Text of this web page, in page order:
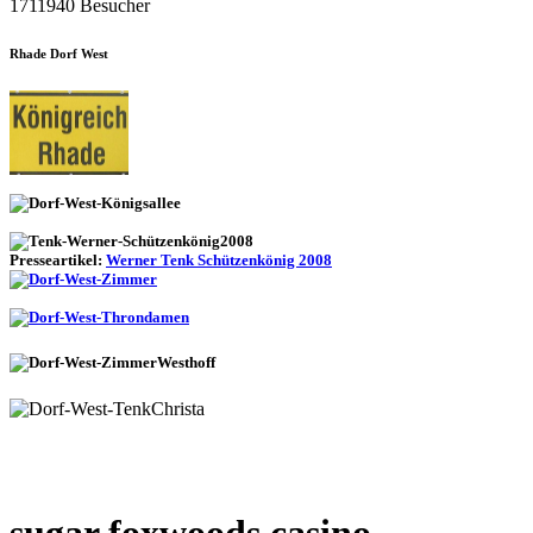
1711940 Besucher
Rhade Dorf West
Presseartikel: Werner Tenk Schützenkönig 2008